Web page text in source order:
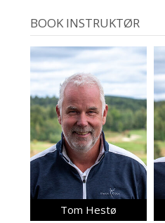
BOOK INSTRUKTØR
Tom Hestø